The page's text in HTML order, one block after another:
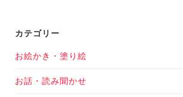
カテゴリー
お絵かき・塗り絵
お話・読み聞かせ